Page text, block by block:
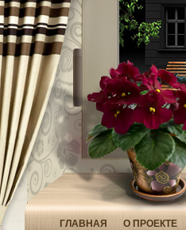
ГЛАВНАЯ О ПРОЕКТЕ